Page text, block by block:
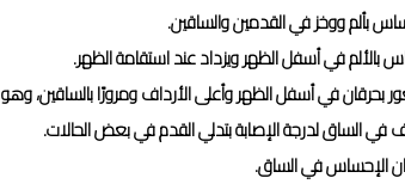
بألم ووخز في القدمين والساقين.
بالألم في أسفل الظهر ويزداد عند استقامة الظهر.
بحرقان في أسفل الظهر وأعلى الأرداف ومرورًا بالساقين،
الساق لدرجة الإصابة بتدلي القدم في بعض الحالات.
الإحساس في الساق.